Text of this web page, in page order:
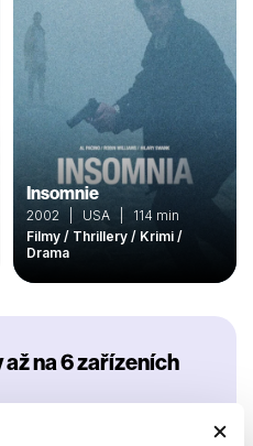
Insomnie
2002 | USA | 114 min
Filmy / Thrillery / Krimi /
Drama
na 6 zařízeních